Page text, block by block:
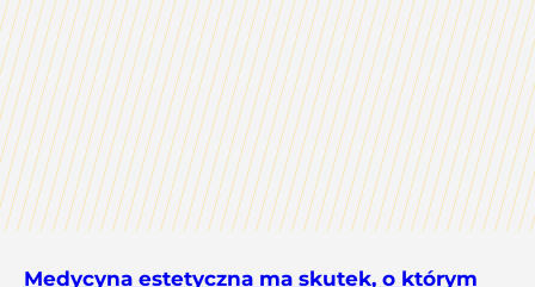
Medycyna estetyczna ma skutek, o którym